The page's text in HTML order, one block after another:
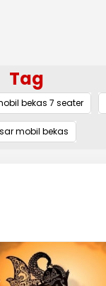
Tag
bekas 7 seater
mobil bekas